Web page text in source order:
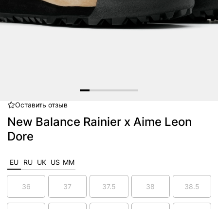
ItemОставить отзыв
New Balance Rainier x Aime Leon
Dore
EU RU UK US MM
36 37 37.5 38 38.5